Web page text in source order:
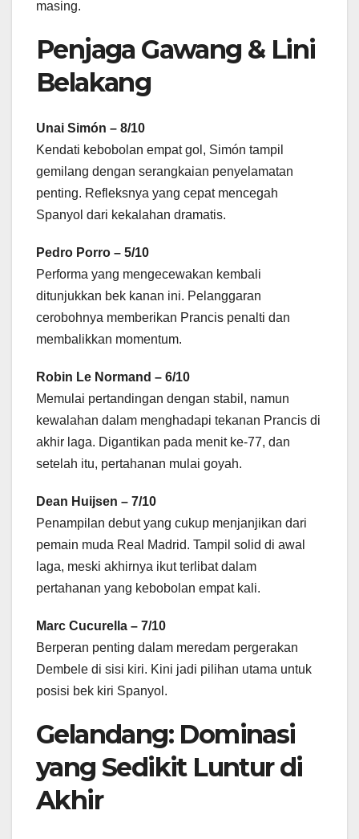
masing.
Penjaga Gawang & Lini
Belakang
Unai Simón – 8/10
Kendati kebobolan empat gol, Simón tampil
gemilang dengan serangkaian penyelamatan
penting. Refleksnya yang cepat mencegah
Spanyol dari kekalahan dramatis.
Pedro Porro – 5/10
Performa yang mengecewakan kembali
ditunjukkan bek kanan ini. Pelanggaran
cerobohnya memberikan Prancis penalti dan
membalikkan momentum.
Robin Le Normand – 6/10
Memulai pertandingan dengan stabil, namun
kewalahan dalam menghadapi tekanan Prancis di
akhir laga. Digantikan pada menit ke-77, dan
setelah itu, pertahanan mulai goyah.
Dean Huijsen – 7/10
Penampilan debut yang cukup menjanjikan dari
pemain muda Real Madrid. Tampil solid di awal
laga, meski akhirnya ikut terlibat dalam
pertahanan yang kebobolan empat kali.
Marc Cucurella – 7/10
Berperan penting dalam meredam pergerakan
Dembele di sisi kiri. Kini jadi pilihan utama untuk
posisi bek kiri Spanyol.
Gelandang: Dominasi
yang Sedikit Luntur di
Akhir